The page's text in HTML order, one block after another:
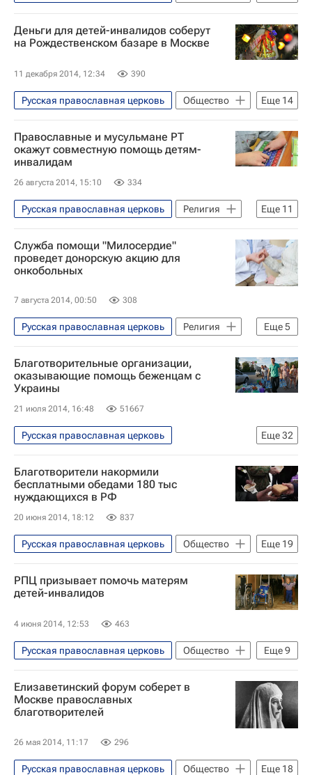
Религия
Жизнь без преград
Владимир Легойда
Здоровье
Деньги для детей-инвалидов соберут
на Рождественском базаре в Москве
11 декабря 2014, 12:34 390
Еще 14
Русская православная церковь
Общество
Анонсы - Религия и мировоззрение
Религия
Жизнь без преград
Москва
Весь мир
Европа
Патриарх Кирилл (Владимир Гундяев)
Правительство г. Москвы
Рождество Христово
Детские вопросы
Россия
Православные и мусульмане РТ
окажут совместную помощь детям-
инвалидам
26 августа 2014, 15:10 334
Еще 11
Русская православная церковь
Религия
Жизнь без преград
Республика Татарстан (Татарстан)
Весь мир
Приволжский ФО
Пророк Мухаммед
Камиль Самигуллин
Духовное управление мусульман Татарстана
Детские вопросы
Россия
Религия
Служба помощи "Милосердие"
проведет донорскую акцию для
онкобольных
7 августа 2014, 00:50 308
Еще5
Русская православная церковь
Религия
Анонсы - Религия и мировоззрение
Жизнь без преград
Православная служба помощи "Милосердие"
Онкология: куда обратиться за помощью
Здоровье
Благотворительные организации,
оказывающие помощь беженцам с
Украины
21 июля 2014, 16:48 51667
Еще32
Русская православная церковь
Жизнь без преград
Тюменская область
Липецкая область
Смоленская область
Пермский край
Ленинградская область
Ростов-на-Дону
Ярославская область
Курская область
Тверская область
Республика Марий Эл
Оренбургская область
Тульская область
Москва
Республика Башкортостан
Республика Мордовия
Ульяновская область
Ставропольский край
Весь мир
Европа
Благотворители накормили
бесплатными обедами 180 тыс
нуждающихся в РФ
20 июня 2014, 18:12 837
Еще 19
Русская православная церковь
Общество
Религия
Москва
Жизнь без преград
Воронежская область
Ленинградская область
Свердловская область
Нижний Новгород
Центральный ФО
Нижегородская область
Уральский ФО
Европа
Северо-Западный ФО
РПЦ призывает помочь матерям
детей-инвалидов
4 июня 2014, 12:53 463
Еще9
Русская православная церковь
Общество
Религия
Москва
Жизнь без преград
Центральный ФО
Европа
Весь мир
День защиты детей
Религия
Елизаветинский форум соберет в
Москве православных
благотворителей
26 мая 2014, 11:17 296
Еще 18
Русская православная церковь
Общество